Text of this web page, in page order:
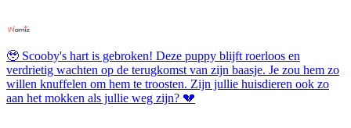
🥹 Scooby's hart is gebroken! Deze puppy blijft roerloos en
verdrietig wachten op de terugkomst van zijn baasje. Je zou hem zo
willen knuffelen om hem te troosten. Zijn jullie huisdieren ook zo
aan het mokken als jullie weg zijn? 💔